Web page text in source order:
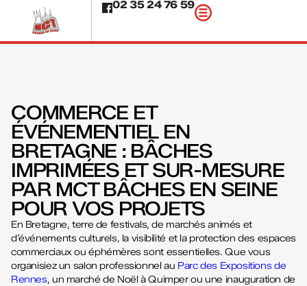
02 35 24 76 59
COMMERCE ET
ÉVÉNEMENTIEL EN
BRETAGNE : BÂCHES
IMPRIMÉES ET SUR-MESURE
PAR MCT BÂCHES EN SEINE
POUR VOS PROJETS
En Bretagne, terre de festivals, de marchés animés et
d’événements culturels, la visibilité et la protection des espaces
commerciaux ou éphémères sont essentielles. Que vous
organisiez un salon professionnel au Parc des Expositions de
Rennes, un marché de Noël à Quimper ou une inauguration de